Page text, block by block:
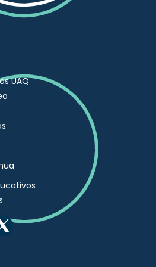
UAQ